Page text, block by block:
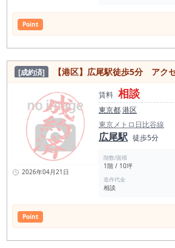
Point
[成約済] 【港区】広尾駅徒歩5分 アクセス良好！
2026年04月21日
賃料 相談
東京都港区
東京メトロ日比谷線
広尾駅 徒歩5分
階数/面積
1階 / 10坪
造作代金
相談
Point